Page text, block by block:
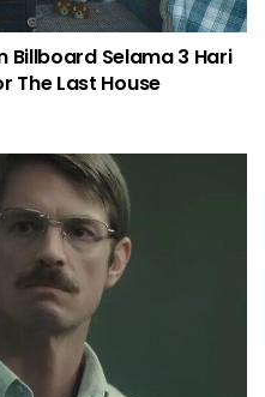
Billboard Selama 3 Hari
The Last House